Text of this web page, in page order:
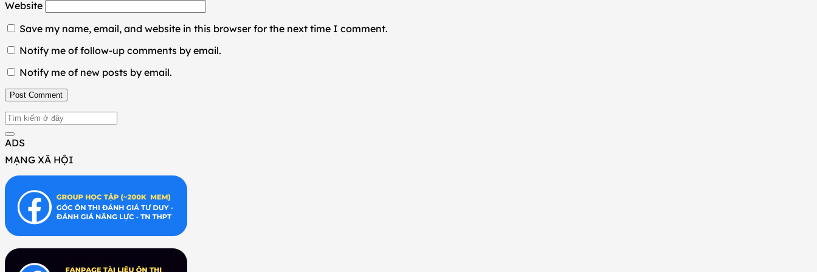
Website
Save my name, email, and website in this browser for the next time I comment.
Notify me of follow-up comments by email.
Notify me of new posts by email.
ADS
MẠNG XÃ HỘI